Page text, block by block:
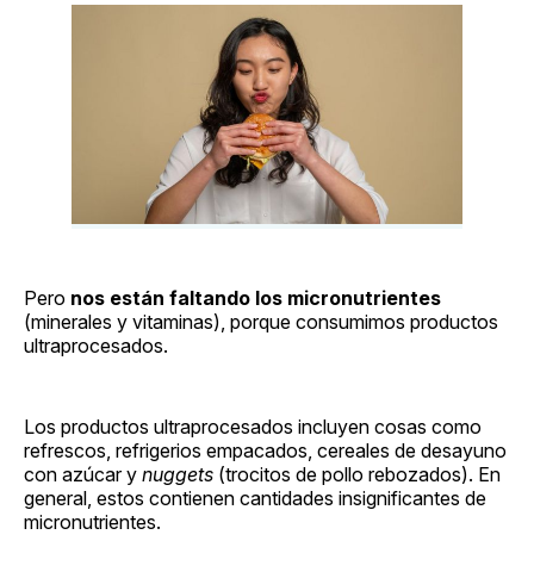
Pero nos están faltando los micronutrientes
(minerales y vitaminas), porque consumimos productos
ultraprocesados.
Los productos ultraprocesados incluyen cosas como
refrescos, refrigerios empacados, cereales de desayuno
con azúcar y nuggets (trocitos de pollo rebozados). En
general, estos contienen cantidades insignificantes de
micronutrientes.